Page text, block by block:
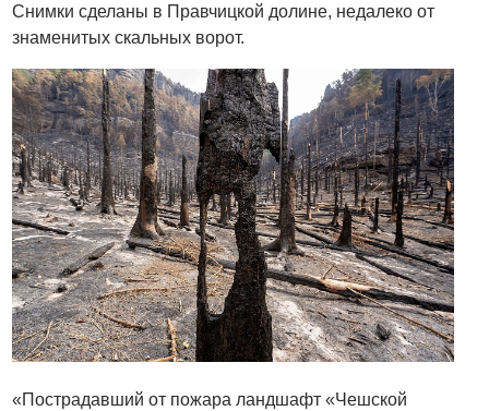
Снимки сделаны в Правчицкой долине, недалеко от
знаменитых скальных ворот.
«Пострадавший от пожара ландшафт «Чешской